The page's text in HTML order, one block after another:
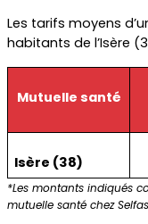
Les tarifs moyens
habitants de l’Isère
Mutuelle santé
Isère (38)
*Les montants indiqués
mutuelle santé chez